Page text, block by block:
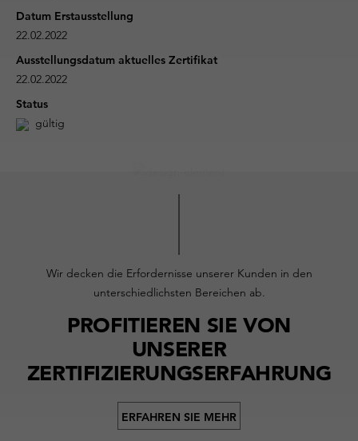
Datum Erstausstellung
22.02.2022
Ausstellungsdatum aktuelles Zertifikat
22.02.2022
Status
gültig
Wir decken die Erfordernisse unserer Kunden in den
unterschiedlichsten Bereichen ab.
PROFITIEREN SIE VON
UNSERER
ZERTIFIZIERUNGSERFAHRUNG
ERFAHREN SIE MEHR